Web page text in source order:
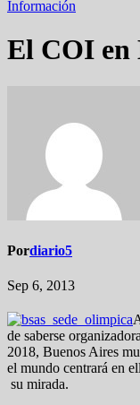
Información
El COI en
Pordiario5
Sep 6, 2013
de saberse
2018, Buenos Aires
el mundo centrará en
su mirada.